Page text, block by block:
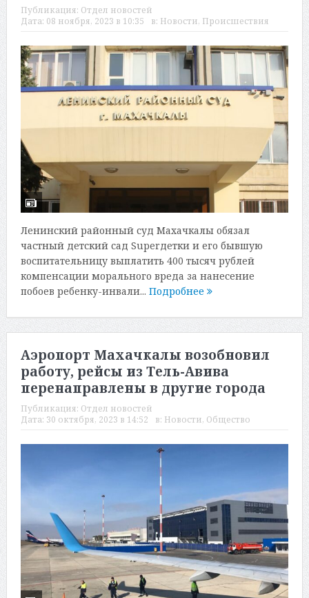
Публикация: Отдел новостей
Дата: 08 ноября, 2023 в 10:35 в: Новости, Происшествия
Ленинский районный суд Махачкалы обязал
частный детский сад Superдетки и его бывшую
воспитательницу выплатить 400 тысяч рублей
компенсации морального вреда за нанесение
побоев ребенку-инвали... Подробнее
Аэропорт Махачкалы возобновил
работу, рейсы из Тель-Авива
перенаправлены в другие города
Публикация: Отдел новостей
Дата: 30 октября, 2023 в 14:52 в: Новости, Общество